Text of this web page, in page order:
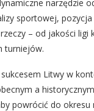
narzędzie
sportowej,
– od jakości
turniejów.
Litwy w
a
powrócić do